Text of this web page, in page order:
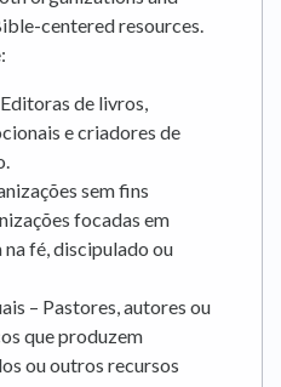
centered resources.
de livros,
e criadores de
sem fins
focadas em
na fé, discipulado ou
– Pastores, autores ou
que produzem
ou outros recursos